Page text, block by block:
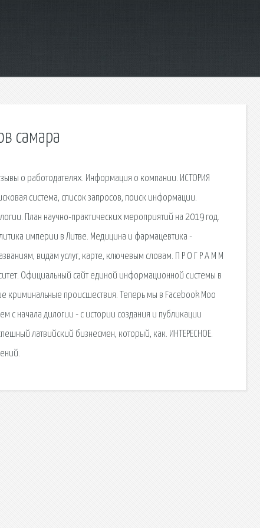
самара
о работодателях. Информация о компании. ИСТОРИЯ
сиcтема, список запросов, поиск информации.
План научно-практических мероприятий на 2019 год.
империи в Литве. Медицина и фармацевтика -
видам услуг, карте, ключевым словам. П Р О Г Р А М М
Официальный сайт единой информационной системы в
криминальные происшествия. Теперь мы в Facebook Моо
с начала дилогии - с истории создания и публикации
латвийский бизнесмен, который, как. ИНТЕРЕСНОЕ.